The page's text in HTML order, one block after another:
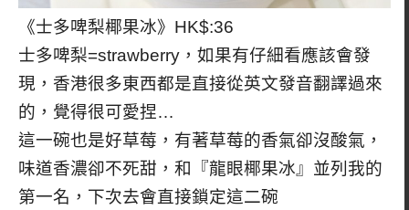
《士多啤梨椰果冰》HK$:36
士多啤梨=strawberry，如果有仔細看應該會發
現，香港很多東西都是直接從英文發音翻譯過來
的，覺得很可愛捏…
這一碗也是好草莓，有著草莓的香氣卻沒酸氣，
味道香濃卻不死甜，和『龍眼椰果冰』並列我的
第一名，下次去會直接鎖定這二碗